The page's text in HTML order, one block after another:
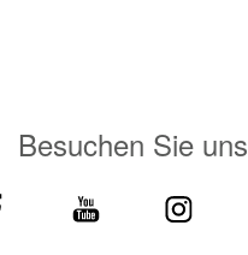
Besuchen Sie uns